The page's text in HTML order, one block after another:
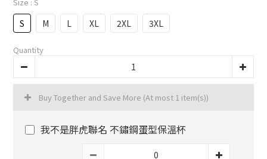
S M L XL 2XL 3XL
Quantity
Buy Together and Save More (At most 1 item(s))
我不是胖虎聯名 不鏽鋼蛋型保溫杯